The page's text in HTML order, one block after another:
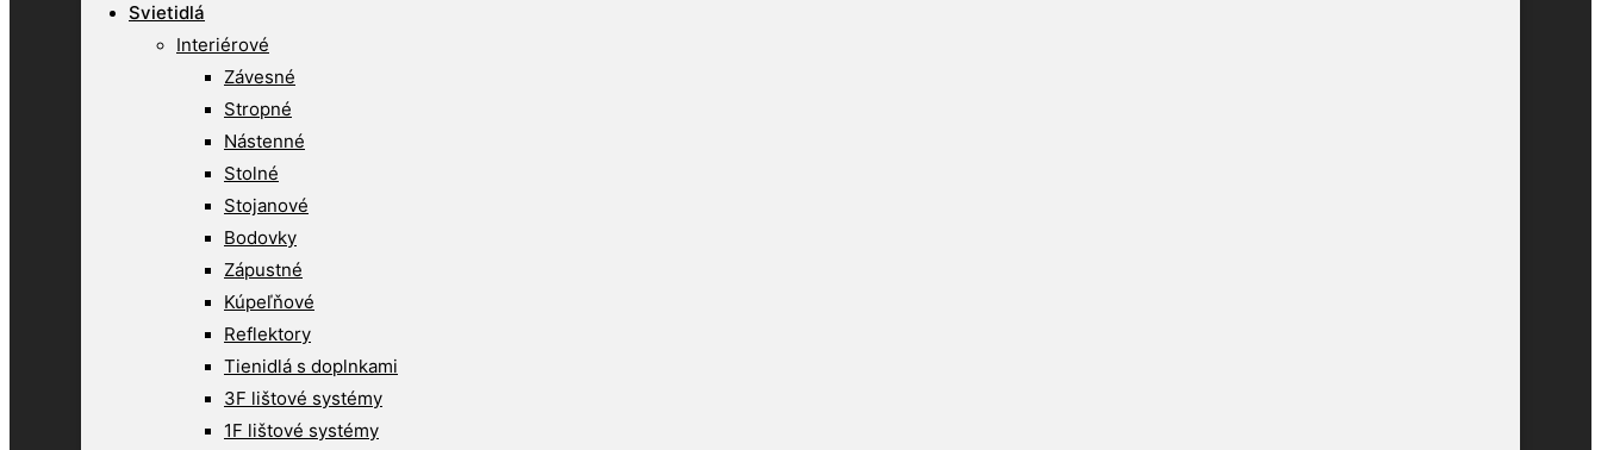
Svietidlá
Interiérové
Závesné
Stropné
Nástenné
Stolné
Stojanové
Bodovky
Zápustné
Kúpeľňové
Reflektory
Tienidlá s doplnkami
3F lištové systémy
1F lištové systémy